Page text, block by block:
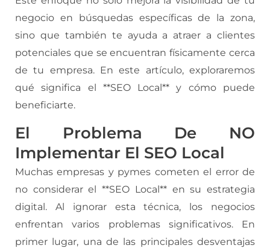
negocio en búsquedas específicas de la zona,
sino que también te ayuda a atraer a clientes
potenciales que se encuentran físicamente cerca
de tu empresa. En este artículo, exploraremos
qué significa el **SEO Local** y cómo puede
beneficiarte.
El Problema De NO
Implementar El SEO Local
Muchas empresas y pymes cometen el error de
no considerar el **SEO Local** en su estrategia
digital. Al ignorar esta técnica, los negocios
enfrentan varios problemas significativos. En
primer lugar, una de las principales desventajas